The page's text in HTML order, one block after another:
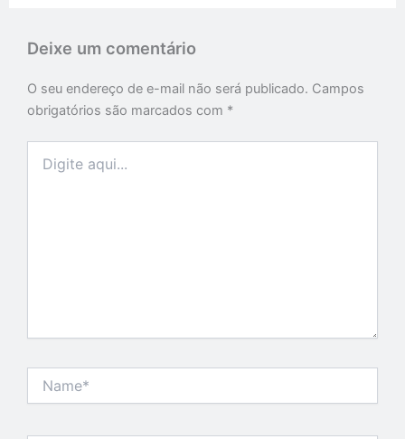
Deixe um comentário
O seu endereço de e-mail não será publicado. Campos
obrigatórios são marcados com *
aqui...